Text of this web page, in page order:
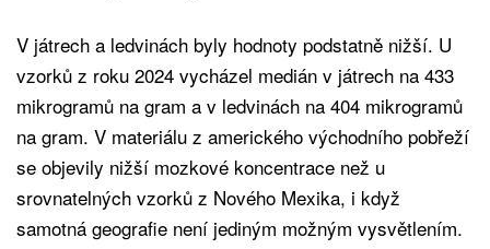
V játrech a ledvinách byly hodnoty podstatně nižší. U
vzorků z roku 2024 vycházel medián v játrech na 433
mikrogramů na gram a v ledvinách na 404 mikrogramů
na gram. V materiálu z amerického východního pobřeží
se objevily nižší mozkové koncentrace než u
srovnatelných vzorků z Nového Mexika, i když
samotná geografie není jediným možným vysvětlením.